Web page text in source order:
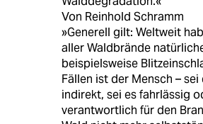
Von Reinhold Schramm
»Generell gilt: Weltweit
aller Waldbrände
beispielsweise
Fällen ist der Mensch –
indirekt, sei es fahrlässig
verantwortlich für den